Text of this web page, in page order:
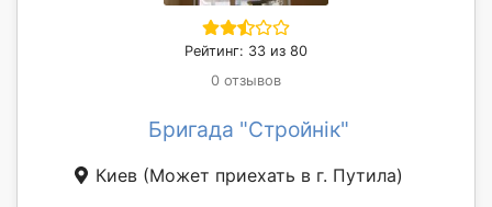
Рейтинг: 33 из 80
0 отзывов
Бригада "Стройнік"
Киев (Может приехать в г. Путила)